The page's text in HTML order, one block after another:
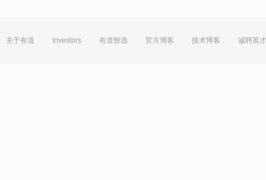
关于有道 Investors 有道智选 官方博客 技术博客 诚聘英才